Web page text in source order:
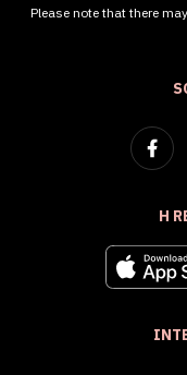
H
Please note that there